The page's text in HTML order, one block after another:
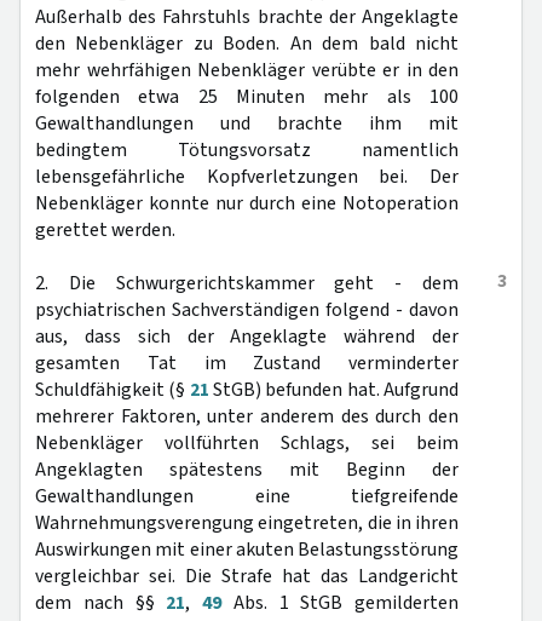
Außerhalb des Fahrstuhls brachte der Angeklagte
den Nebenkläger zu Boden. An dem bald nicht
mehr wehrfähigen Nebenkläger verübte er in den
folgenden etwa 25 Minuten mehr als 100
Gewalthandlungen und brachte ihm mit
bedingtem Tötungsvorsatz namentlich
lebensgefährliche Kopfverletzungen bei. Der
Nebenkläger konnte nur durch eine Notoperation
gerettet werden.
3
2. Die Schwurgerichtskammer geht - dem
psychiatrischen Sachverständigen folgend - davon
aus, dass sich der Angeklagte während der
gesamten Tat im Zustand verminderter
Schuldfähigkeit (§ 21StGB) befunden hat. Aufgrund
mehrerer Faktoren, unter anderem des durch den
Nebenkläger vollführten Schlags, sei beim
Angeklagten spätestens mit Beginn der
Gewalthandlungen eine tiefgreifende
Wahrnehmungsverengung eingetreten, die in ihren
Auswirkungen mit einer akuten Belastungsstörung
vergleichbar sei. Die Strafe hat das Landgericht
dem nach §§ 21, 49Abs. 1 StGB gemilderten